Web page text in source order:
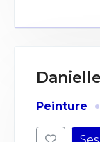
Peinture ·